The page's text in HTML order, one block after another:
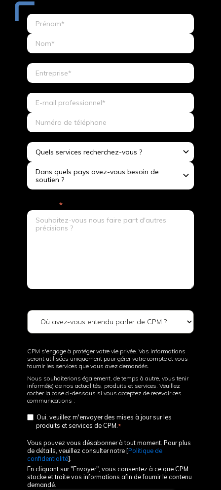
Quels services recherchez-vous ?
Dans quels pays avez-vous besoin de
soutien ?
*
CPM s'engage à protéger votre vie privée. Vos informations
seront utilisées uniquement pour gérer votre compte et vous
fournir les services que vous avez demandés.
Nous souhaiterions également, de temps à autre, vous tenir
informé(e) de nos actualités, produits et services. Veuillez
cocher la case ci-dessous si vous acceptez de recevoir ces
communications :
Oui, veuillez m'envoyer des mises à jour sur les
produits et services de CPM.*
Vous pouvez vous désabonner à tout moment. Pour plus
de détails, veuillez consulter notre [Politique de
confidentialité].
En cliquant sur "Envoyer", vous consentez à ce que CPM
stocke et traite vos informations afin de fournir le contenu
demandé.